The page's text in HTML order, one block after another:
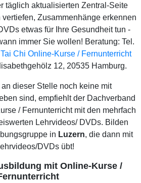
täglich aktualisierten Zentral-Seite
Zusammenhänge erkennen
etwas für Ihre Gesundheit tun -
immer Sie wollen! Beratung: Tel.
Tai Chi Online-Kurse / Fernunterricht
12, 20535 Hamburg.
dieser Stelle noch keine mit
sind, empfiehlt der Dachverband
/ Fernunterricht mit den mehrfach
Lehrvideos/ DVDs. Bilden
in Luzern, die dann mit
DVDs übt!
mit Online-Kurse /